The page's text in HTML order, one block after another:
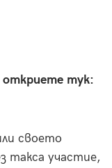
откриете тук:
своето
такса участие,